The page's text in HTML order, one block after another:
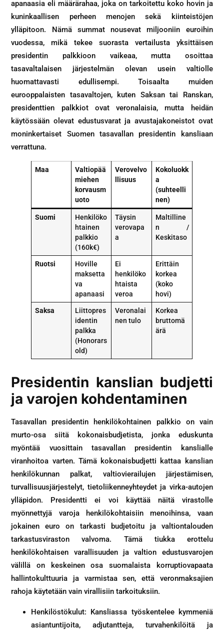
apanaasia eli määrärahaa, joka on tarkoitettu koko hovin ja
kuninkaallisen perheen menojen sekä kiinteistöjen
ylläpitoon. Nämä summat nousevat miljooniin euroihin
vuodessa, mikä tekee suorasta vertailusta yksittäisen
presidentin palkkioon vaikeaa, mutta osoittaa
tasavaltalaisen järjestelmän olevan usein valtiolle
huomattavasti edullisempi. Toisaalta muiden
eurooppalaisten tasavaltojen, kuten Saksan tai Ranskan,
presidenttien palkkiot ovat veronalaisia, mutta heidän
käytössään olevat edustusvarat ja avustajakoneistot ovat
moninkertaiset Suomen tasavallan presidentin kansliaan
verrattuna.
Maa
Valtiopää
miehen
korvausm
uoto
Verovelvo
llisuus
Kokoluokk
a
(suhteelli
nen)
Suomi
Henkilöko
htainen
palkkio
(160k€)
Täysin
verovapa
a
Maltilline
n /
Keskitaso
Ruotsi
Hoville
maksetta
va
apanaasi
Ei
henkilöko
htaista
veroa
Erittäin
korkea
(koko
hovi)
Saksa
Liittopres
identin
palkka
(Honorars
old)
Veronalai
nen tulo
Korkea
bruttomä
ärä
Presidentin kanslian budjetti
ja varojen kohdentaminen
Tasavallan presidentin henkilökohtainen palkkio on vain
murto-osa siitä kokonaisbudjetista, jonka eduskunta
myöntää vuosittain tasavallan presidentin kanslialle
viranhoitoa varten. Tämä kokonaisbudjetti kattaa kanslian
henkilökunnan palkat, valtiovierailujen järjestämisen,
turvallisuusjärjestelyt, tietoliikenneyhteydet ja virka-autojen
ylläpidon. Presidentti ei voi käyttää näitä virastolle
myönnettyjä varoja henkilökohtaisiin menoihinsa, vaan
jokainen euro on tarkasti budjetoitu ja valtiontalouden
tarkastusviraston valvoma. Tämä tiukka erottelu
henkilökohtaisen varallisuuden ja valtion edustusvarojen
välillä on keskeinen osa suomalaista korruptiovapaata
hallintokulttuuria ja varmistaa sen, että veronmaksajien
rahoja käytetään vain virallisiin tarkoituksiin.
Henkilöstökulut: Kansliassa työskentelee kymmeniä
asiantuntijoita, adjutantteja, turvahenkilöitä ja